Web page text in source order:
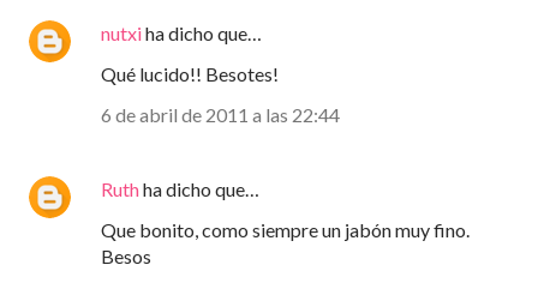
nutxiha dicho que…
Qué lucido!! Besotes!
6 de abril de 2011 a las 22:44
Ruthha dicho que…
Que bonito, como siempre un jabón muy fino.
Besos